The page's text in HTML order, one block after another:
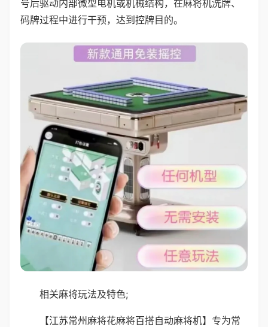
号后驱动内部微型电机或机械结构，在麻将机洗牌、
码牌过程中进行干预，达到控牌目的。
相关麻将玩法及特色;
【江苏常州麻将花麻将百搭自动麻将机】专为常